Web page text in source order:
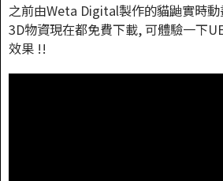
之前由Weta Digital製作的貓鼬實時
3D物資現在都免費下載, 可體驗一下
效果 !!